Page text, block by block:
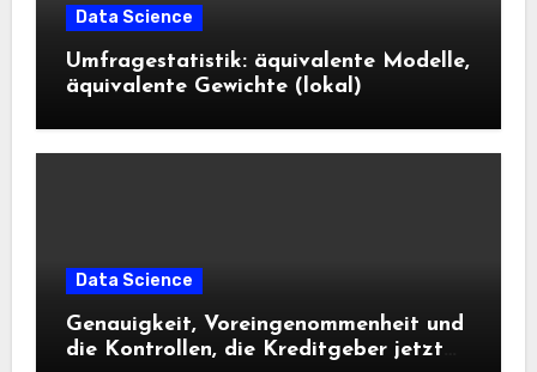
Data Science
Umfragestatistik: äquivalente Modelle,
äquivalente Gewichte (lokal)
Data Science
Genauigkeit, Voreingenommenheit und
die Kontrollen, die Kreditgeber jetzt